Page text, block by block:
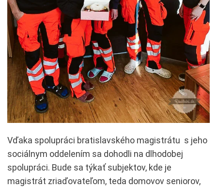
Vďaka spolupráci bratislavského magistrátu s jeho
sociálnym oddelením sa dohodli na dlhodobej
spolupráci. Bude sa týkať subjektov, kde je
magistrát zriaďovateľom, teda domovov seniorov,